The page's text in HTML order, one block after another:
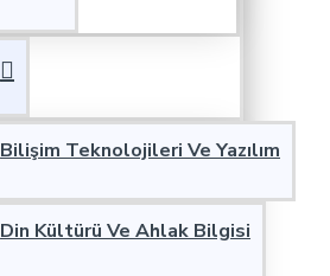
Bilişim Teknolojileri Ve Yazılım
Din Kültürü Ve Ahlak Bilgisi